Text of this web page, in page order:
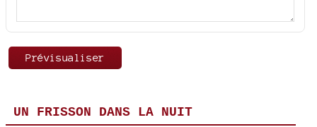
UN FRISSON DANS LA NUIT